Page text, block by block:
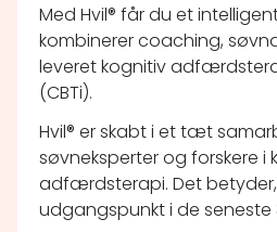
Med Hvil® får du et
kombinerer coaching,
leveret kognitiv
(CBTi).
Hvil® er skabt i et tæt
søvneksperter og forskere i
adfærdsterapi. Det
udgangspunkt i de seneste